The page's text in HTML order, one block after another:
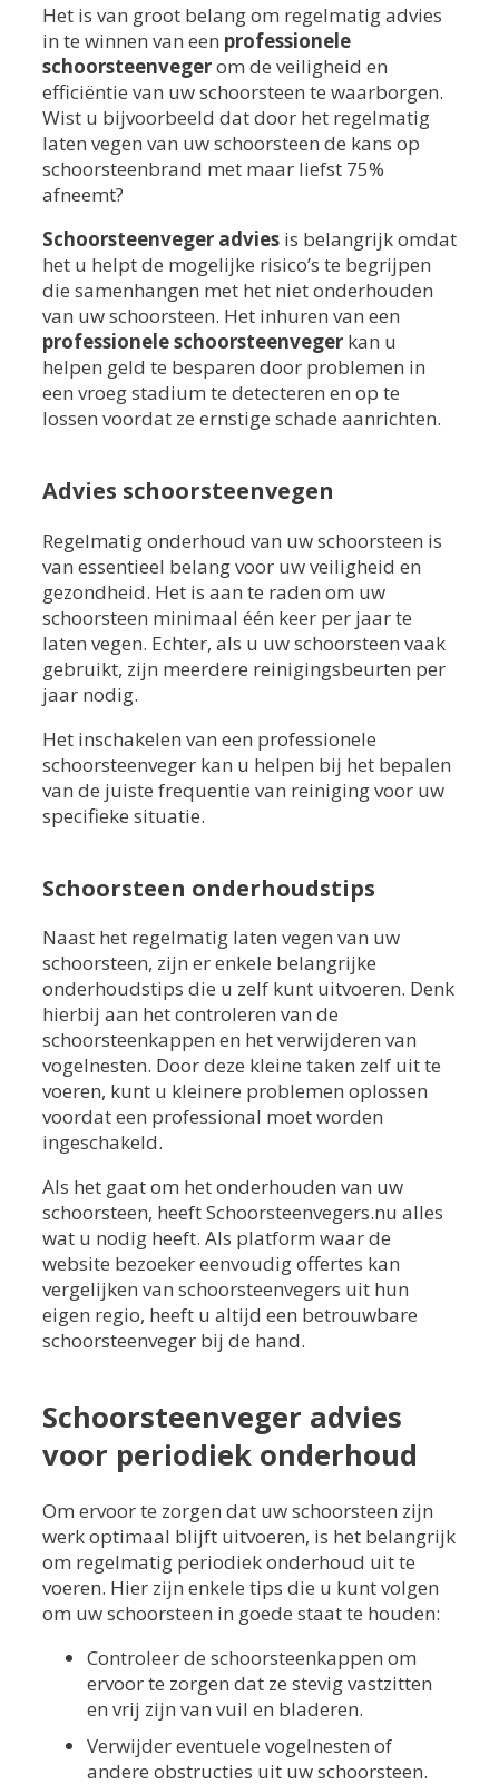
Het is van groot belang om regelmatig advies
in te winnen van een professionele
schoorsteenvegerom de veiligheid en
efficiëntie van uw schoorsteen te waarborgen.
Wist u bijvoorbeeld dat door het regelmatig
laten vegen van uw schoorsteen de kans op
schoorsteenbrand met maar liefst 75%
afneemt?
Schoorsteenveger advies is belangrijk omdat
het u helpt de mogelijke risico’s te begrijpen
die samenhangen met het niet onderhouden
van uw schoorsteen. Het inhuren van een
professionele schoorsteenveger kan u
helpen geld te besparen door problemen in
een vroeg stadium te detecteren en op te
lossen voordat ze ernstige schade aanrichten.
Advies schoorsteenvegen
Regelmatig onderhoud van uw schoorsteen is
van essentieel belang voor uw veiligheid en
gezondheid. Het is aan te raden om uw
schoorsteen minimaal één keer per jaar te
laten vegen. Echter, als u uw schoorsteen vaak
gebruikt, zijn meerdere reinigingsbeurten per
jaar nodig.
Het inschakelen van een professionele
schoorsteenveger kan u helpen bij het bepalen
van de juiste frequentie van reiniging voor uw
specifieke situatie.
Schoorsteen onderhoudstips
Naast het regelmatig laten vegen van uw
schoorsteen, zijn er enkele belangrijke
onderhoudstips die u zelf kunt uitvoeren. Denk
hierbij aan het controleren van de
schoorsteenkappen en het verwijderen van
vogelnesten. Door deze kleine taken zelf uit te
voeren, kunt u kleinere problemen oplossen
voordat een professional moet worden
ingeschakeld.
Als het gaat om het onderhouden van uw
schoorsteen, heeft Schoorsteenvegers.nu alles
wat u nodig heeft. Als platform waar de
website bezoeker eenvoudig offertes kan
vergelijken van schoorsteenvegers uit hun
eigen regio, heeft u altijd een betrouwbare
schoorsteenveger bij de hand.
Schoorsteenveger advies
voor periodiek onderhoud
Om ervoor te zorgen dat uw schoorsteen zijn
werk optimaal blijft uitvoeren, is het belangrijk
om regelmatig periodiek onderhoud uit te
voeren. Hier zijn enkele tips die u kunt volgen
om uw schoorsteen in goede staat te houden:
Controleer de schoorsteenkappen om
ervoor te zorgen dat ze stevig vastzitten
en vrij zijn van vuil en bladeren.
Verwijder eventuele vogelnesten of
andere obstructies uit uw schoorsteen.